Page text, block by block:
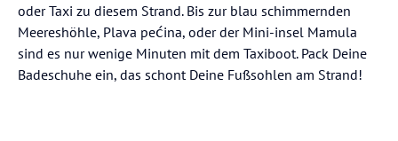
oder Taxi zu diesem Strand. Bis zur blau schimmernden
Meereshöhle, Plava pećina, oder der Mini-insel Mamula
sind es nur wenige Minuten mit dem Taxiboot. Pack Deine
Badeschuhe ein, das schont Deine Fußsohlen am Strand!